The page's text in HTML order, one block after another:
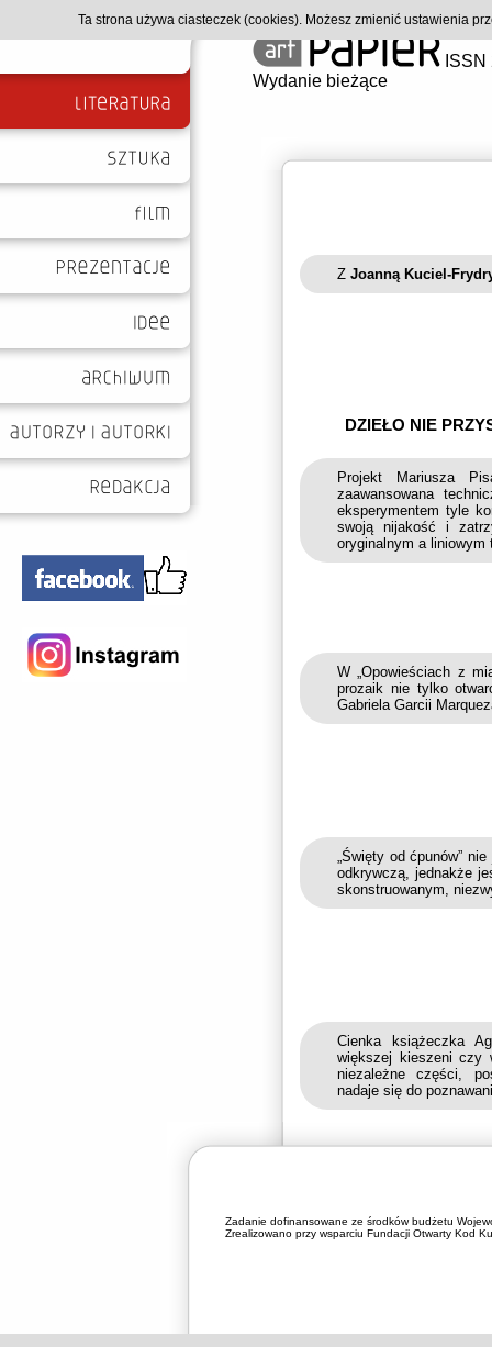
Wydanie bieżące
Z Joanną Kuciel-
DZIEŁO NIE
Projekt Mariusza
zaawansowana
eksperymentem tyle
swoją nijakość i
oryginalnym a
W „Opowieściach z
prozaik nie tylko
Gabriela Garcii
„Święty od ćpunów”
odkrywczą, jednakże
skonstruowanym,
Cienka książeczka
większej kieszeni czy
niezależne części,
nadaje się do
Zadanie dofinansowane ze środków budżetu
Zrealizowano przy wsparciu Fundacji Otwarty Kod
Ta strona używa ciasteczek (cookies). Możesz zmienić ustawienia